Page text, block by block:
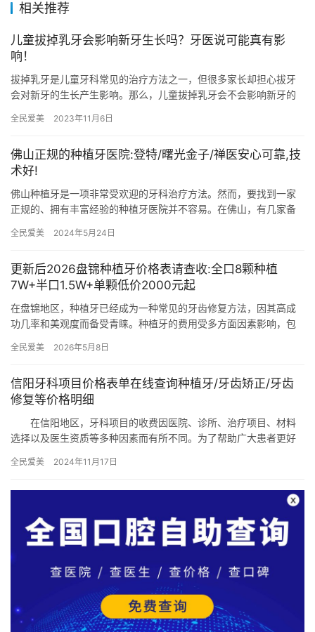
相关推荐
儿童拔掉乳牙会影响新牙生长吗？牙医说可能真有影
响！
拔掉乳牙是儿童牙科常见的治疗方法之一，但很多家长却担心拔牙
会对新牙的生长产生影响。那么，儿童拔掉乳牙会不会影响新牙的
牙齿…
全民爱美 2023年11月6日
佛山正规的种植牙医院:登特/曙光金子/禅医安心可靠,技
术好!
佛山种植牙是一项非常受欢迎的牙科治疗方法。然而，要找到一家
正规的、拥有丰富经验的种植牙医院并不容易。在佛山，有几家备
您介绍…
全民爱美 2024年5月24日
更新后2026盘锦种植牙价格表请查收:全口8颗种植
7W+半口1.5W+单颗低价2000元起
在盘锦地区，种植牙已经成为一种常见的牙齿修复方法，因其高成
功几率和美观度而备受青睐。种植牙的费用受多方面因素影响，包
患者的…
全民爱美 2026年5月8日
信阳牙科项目价格表单在线查询种植牙/牙齿矫正/牙齿
修复等价格明细
在信阳地区，牙科项目的收费因医院、诊所、治疗项目、材料
选择以及医生资质等多种因素而有所不同。为了帮助广大患者更好
格表单…
全民爱美 2024年11月17日